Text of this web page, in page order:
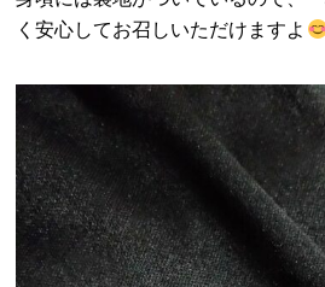
く安心してお召しいただけますよ